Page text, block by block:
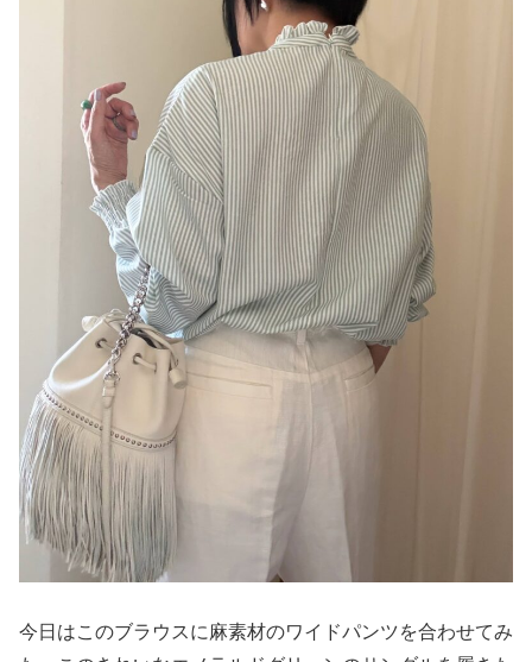
今日はこのブラウスに麻素材のワイドパンツを合わせてみ